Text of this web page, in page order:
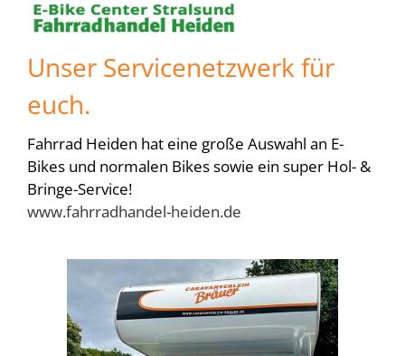
Unser Servicenetzwerk für
euch.
Fahrrad Heiden hat eine große Auswahl an E-
Bikes und normalen Bikes sowie ein super Hol- &
Bringe-Service!
www.fahrradhandel-heiden.de